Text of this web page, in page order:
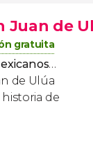
Juan de
gratuita
…
de Ulúa
de